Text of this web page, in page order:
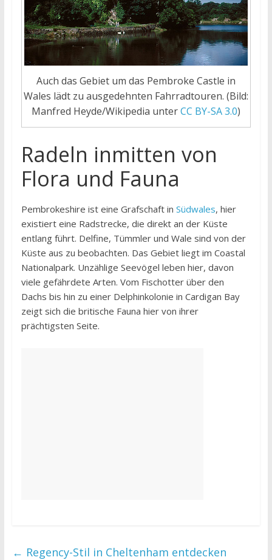
Auch das Gebiet um das Pembroke Castle in
Wales lädt zu ausgedehnten Fahrradtouren. (Bild:
Manfred Heyde/Wikipedia unterCC BY-SA 3.0)
Radeln inmitten von
Flora und Fauna
Pembrokeshire ist eine Grafschaft in Südwales, hier
existiert eine Radstrecke, die direkt an der Küste
entlang führt. Delfine, Tümmler und Wale sind von der
Küste aus zu beobachten. Das Gebiet liegt im Coastal
Nationalpark. Unzählige Seevögel leben hier, davon
viele gefährdete Arten. Vom Fischotter über den
Dachs bis hin zu einer Delphinkolonie in Cardigan Bay
zeigt sich die britische Fauna hier von ihrer
prächtigsten Seite.
← Regency-Stil in Cheltenham entdecken